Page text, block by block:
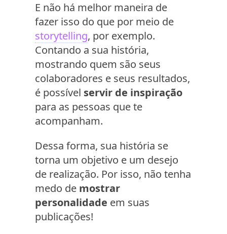
E não há melhor maneira de
fazer isso do que por meio de
storytelling, por exemplo.
Contando a sua história,
mostrando quem são seus
colaboradores e seus resultados,
é possível servir de inspiração
para as pessoas que te
acompanham.
Dessa forma, sua história se
torna um objetivo e um desejo
de realização. Por isso, não tenha
medo de mostrar
personalidade em suas
publicações!